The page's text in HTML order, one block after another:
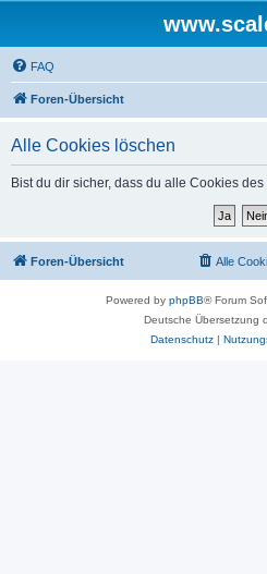
FAQ
Foren-Übersicht
Alle Cookies löschen
Bist du dir sicher, dass du alle Cookies
Foren-Übersicht Alle
Powered by phpBB® Forum
Deutsche Übersetzung
Datenschutz|